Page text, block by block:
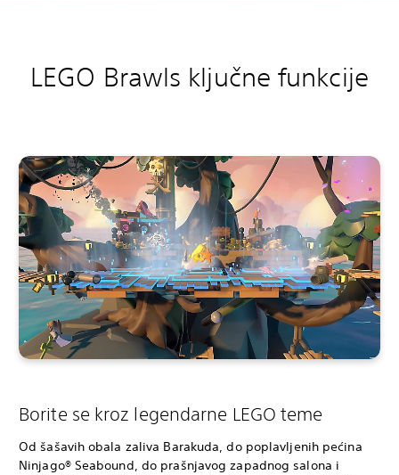
LEGO Brawls ključne funkcije
Borite se kroz legendarne LEGO teme
Od šašavih obala zaliva Barakuda, do poplavljenih pećina
Ninjago® Seabound, do prašnjavog zapadnog salona i